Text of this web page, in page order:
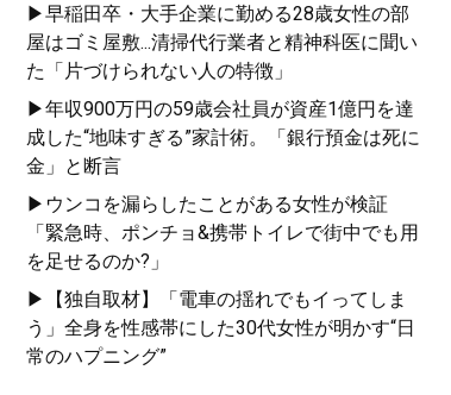
▶早稲田卒・大手企業に勤める28歳女性の部
屋はゴミ屋敷...清掃代行業者と精神科医に聞い
た「片づけられない人の特徴」
▶年収900万円の59歳会社員が資産1億円を達
成した“地味すぎる”家計術。「銀行預金は死に
金」と断言
▶ウンコを漏らしたことがある女性が検証
「緊急時、ポンチョ&携帯トイレで街中でも用
を足せるのか?」
▶【独自取材】「電車の揺れでもイってしま
う」全身を性感帯にした30代女性が明かす“日
常のハプニング”